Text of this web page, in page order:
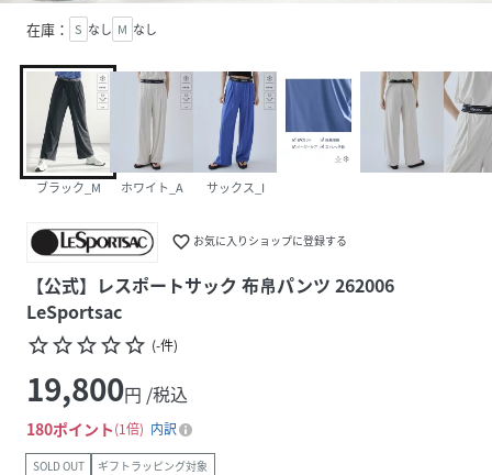
在庫： S なし M なし
ブラック_M ホワイト_A サックス_I
favorite_border お気に入りショップに登録する
【公式】レスポートサック 布帛パンツ 262006
LeSportsac
star_borderstar_borderstar_borderstar_borderstar_border (-件)
19,800円 /税込
180ポイント 1倍 内訳
SOLD OUT ギフトラッピング対象